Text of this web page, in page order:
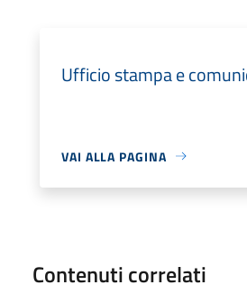
Ufficio stampa e
VAI ALLA PAGINA
Contenuti correlati